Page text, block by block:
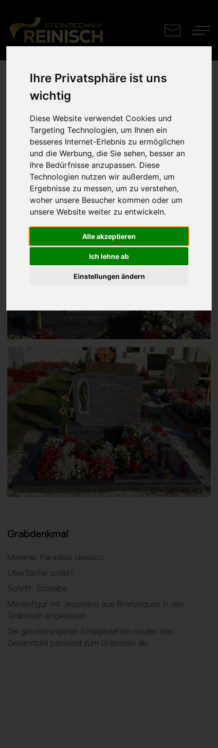
Ihre Privatsphäre ist uns
wichtig
Diese Website verwendet Cookies und
Targeting Technologien, um Ihnen ein
besseres Internet-Erlebnis zu ermöglichen
und die Werbung, die Sie sehen, besser an
Ihre Bedürfnisse anzupassen. Diese
Technologien nutzen wir außerdem, um
Ergebnisse zu messen, um zu verstehen,
woher unsere Besucher kommen oder um
unsere Website weiter zu entwickeln.
Alle akzeptieren
Ich lehne ab
Einstellungen ändern
Grabdenkmal
Erinnerung unserer Liebsten zu ehren. Individuelle
Gestaltung durch eine geschwungene From des
Grabsteines und einer Bronzefigur
Grabdenkmal
Material: Paradiso classico
Oberfläche: poliert
Schrift: Schreibe
Marienfigur mit Jesuskind aus Bronzeguss in den
Grabstein eingelassen.
Die geschwungenen Einlegeplatten runden das
Gesamtbild passend zum Grabstein ab.